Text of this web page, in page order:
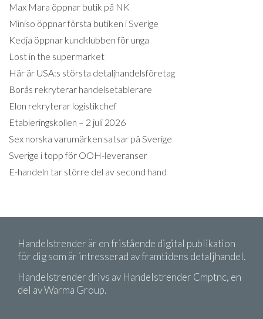
Max Mara öppnar butik på NK
Miniso öppnar första butiken i Sverige
Kedja öppnar kundklubben för unga
Lost in the supermarket
Här är USA:s största detaljhandelsföretag
Borås rekryterar handelsetablerare
Elon rekryterar logistikchef
Etableringskollen – 2 juli 2026
Sex norska varumärken satsar på Sverige
Sverige i topp för OOH-leveranser
E-handeln tar större del av second hand
Handelstrender är en fristående digital publikation
för dig som är intresserad av framtidens detaljhandel.
Handelstrender drivs av Handelstrender Cmptnc, en
del av Warma Group.